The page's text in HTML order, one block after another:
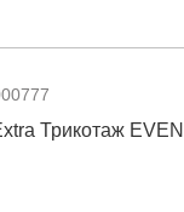
Трикотаж EVEN